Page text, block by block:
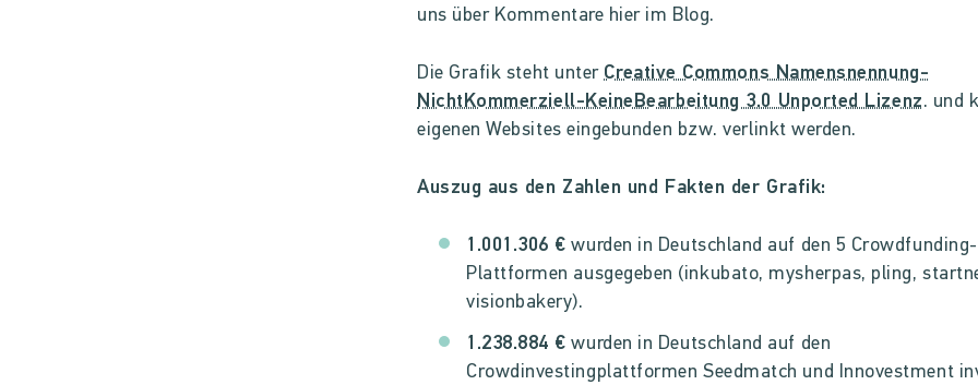
uns über Kommentare hier im Blog.
Die Grafik steht unterCreative Commons Namensnennung-
NichtKommerziell-KeineBearbeitung 3.0 Unported Lizenz. und
eigenen Websites eingebunden bzw. verlinkt werden.
Auszug aus den Zahlen und Fakten der Grafik:
1.001.306 € wurden in Deutschland auf den 5 Crowdfunding-
Plattformen ausgegeben (inkubato, mysherpas, pling,
visionbakery).
1.238.884 € wurden in Deutschland auf den
Crowdinvestingplattformen Seedmatch und Innovestment